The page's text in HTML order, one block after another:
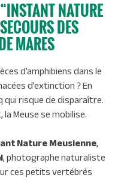
NATURE
DES
MARES
d’amphibiens dans le
d’extinction ? En
qui risque de disparaître.
Meuse se mobilise.
Nature Meusienne,
, photographe naturaliste
ces petits vertébrés